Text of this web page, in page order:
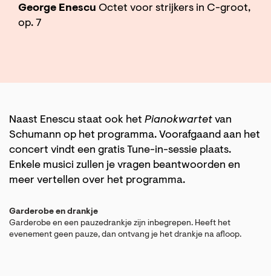
George Enescu Octet voor strijkers in C-groot,
op. 7
Naast Enescu staat ook het Pianokwartet van
Schumann op het programma. Voorafgaand aan het
concert vindt een gratis Tune-in-sessie plaats.
Enkele musici zullen je vragen beantwoorden en
meer vertellen over het programma.
Garderobe en drankje
Garderobe en een pauzedrankje zijn inbegrepen. Heeft het
evenement geen pauze, dan ontvang je het drankje na afloop.